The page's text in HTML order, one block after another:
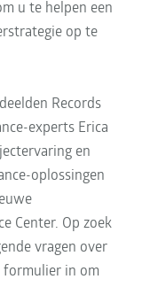
u te helpen een
op te
Records
experts Erica
en
oplossingen
Center. Op zoek
vragen over
formulier in om